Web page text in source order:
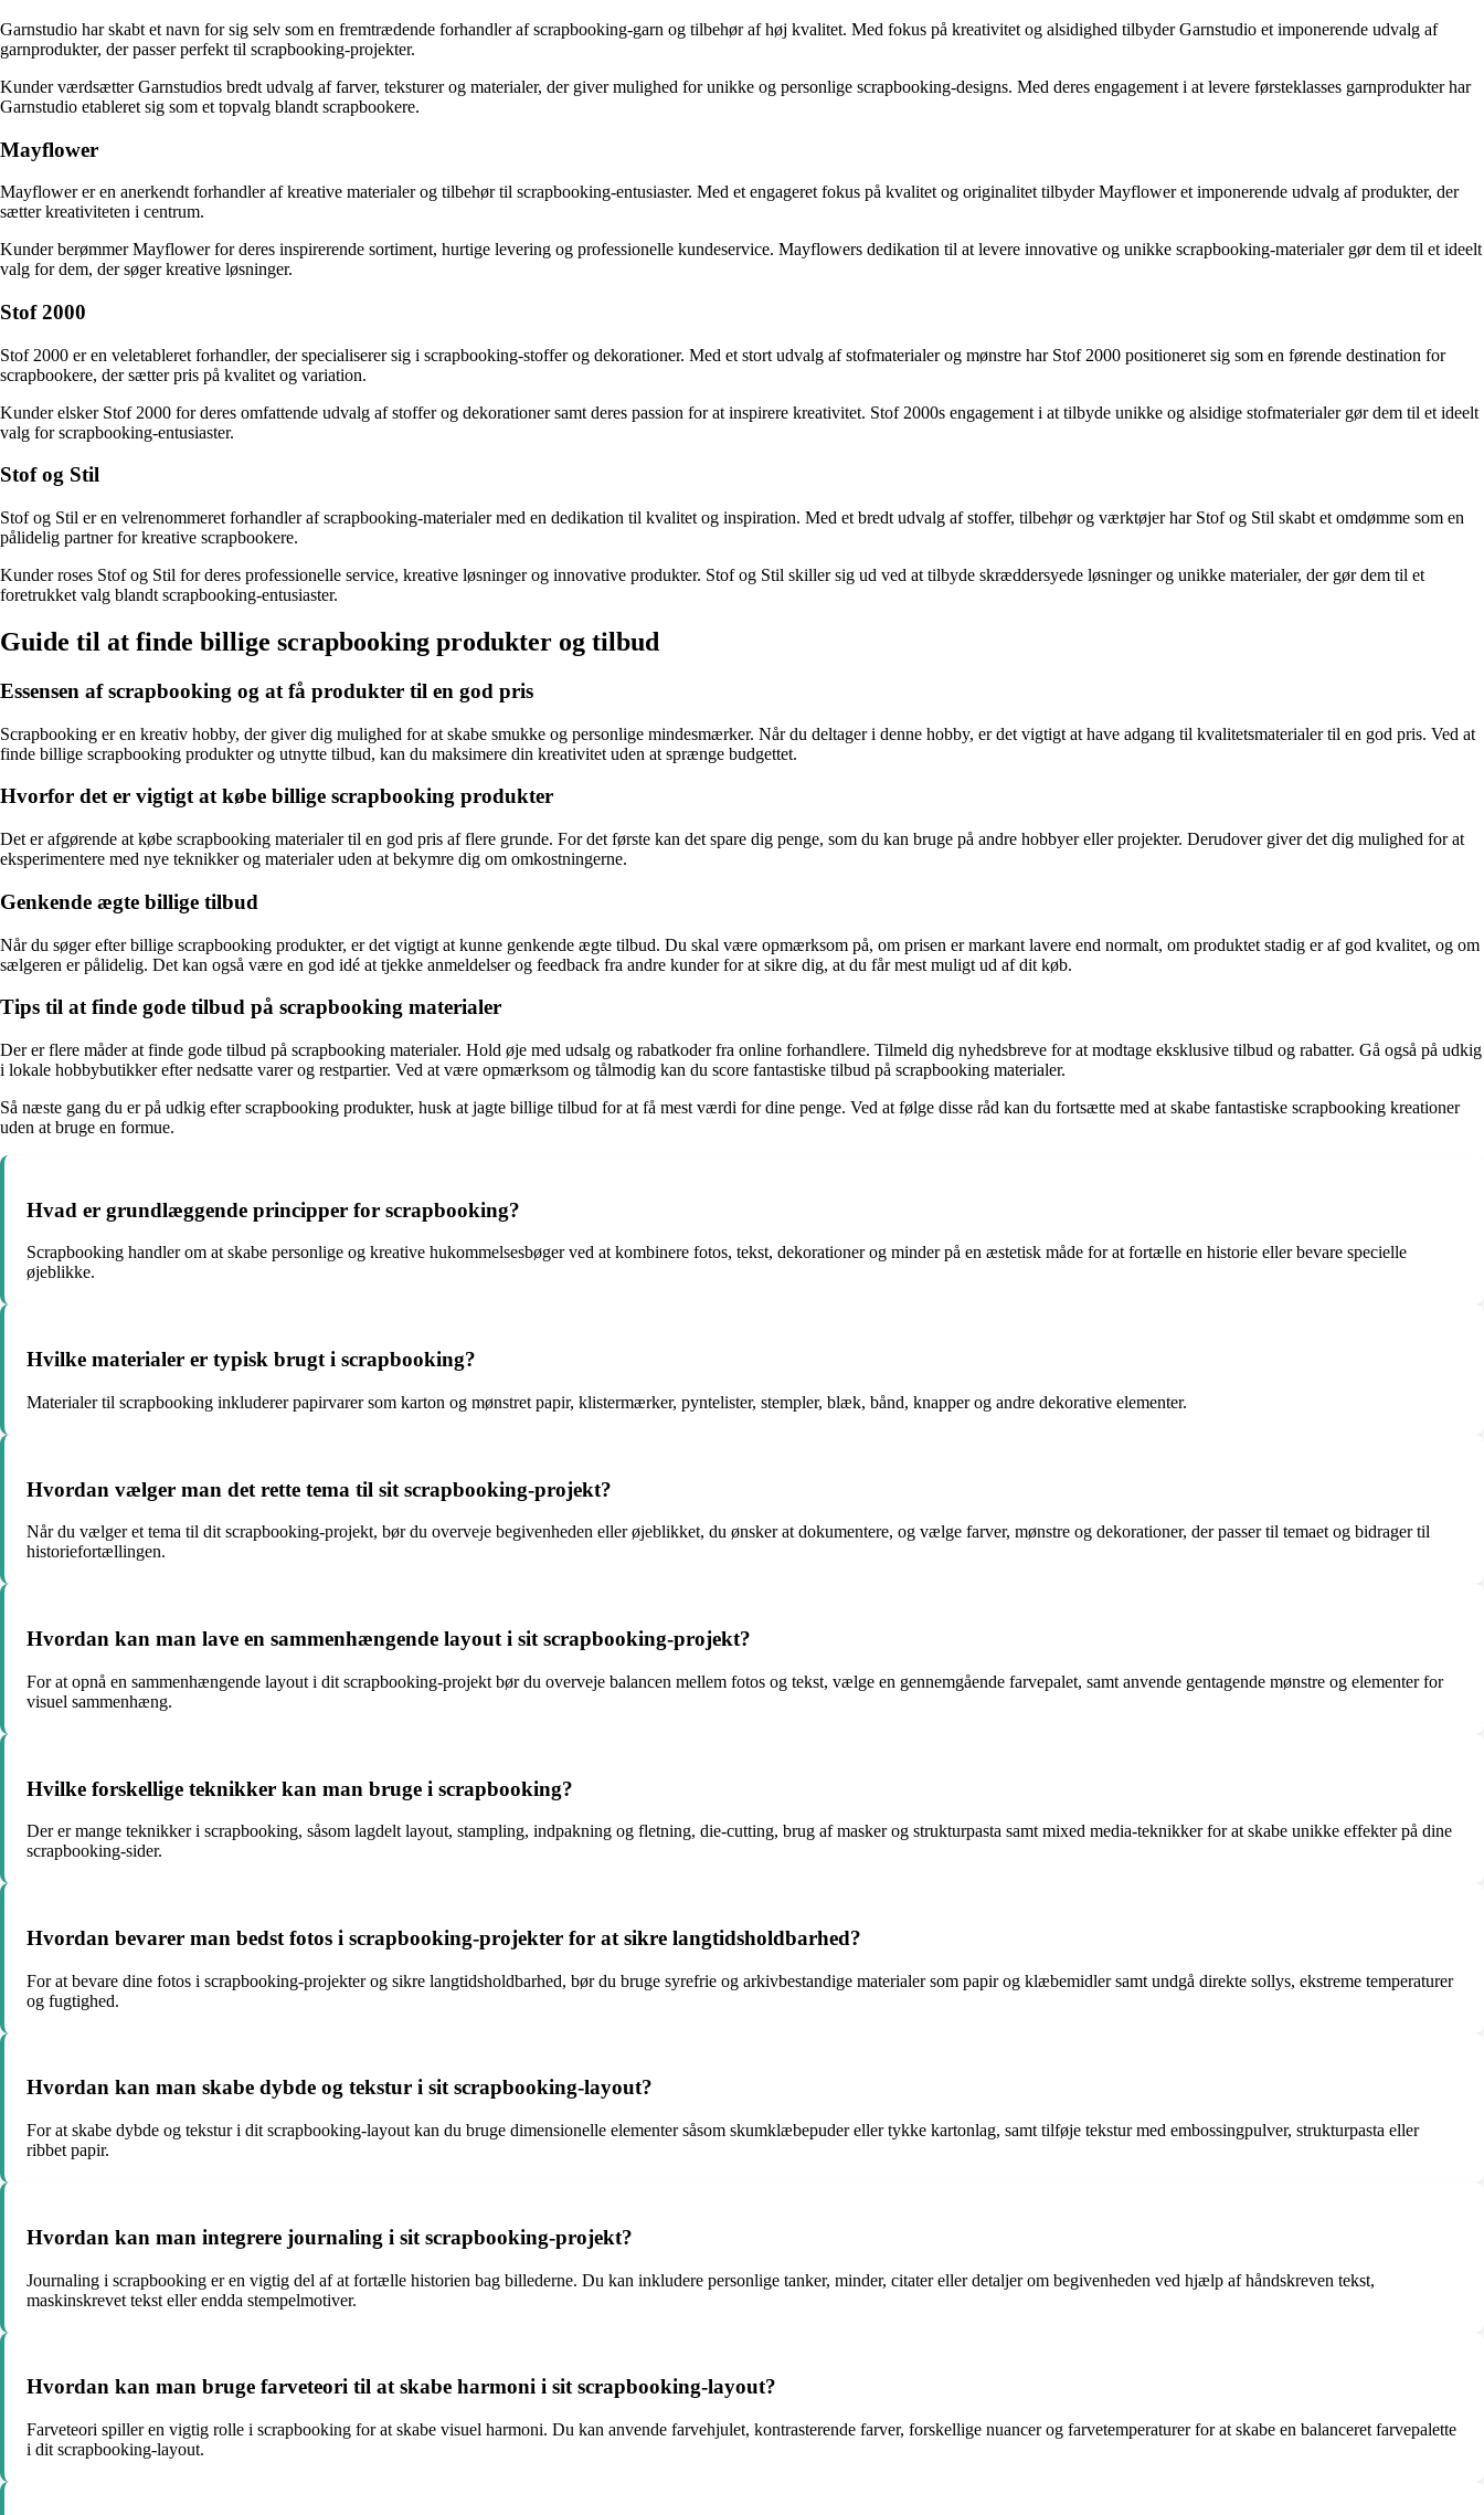
Garnstudio har skabt et navn for sig selv som en fremtrædende forhandler af scrapbooking-garn og tilbehør af høj kvalitet. Med fokus på kreativitet og alsidighed tilbyder Garnstudio et imponerende udvalg af
garnprodukter, der passer perfekt til scrapbooking-projekter.
Kunder værdsætter Garnstudios bredt udvalg af farver, teksturer og materialer, der giver mulighed for unikke og personlige scrapbooking-designs. Med deres engagement i at levere førsteklasses garnprodukter har
Garnstudio etableret sig som et topvalg blandt scrapbookere.
Mayflower
Mayflower er en anerkendt forhandler af kreative materialer og tilbehør til scrapbooking-entusiaster. Med et engageret fokus på kvalitet og originalitet tilbyder Mayflower et imponerende udvalg af produkter, der
sætter kreativiteten i centrum.
Kunder berømmer Mayflower for deres inspirerende sortiment, hurtige levering og professionelle kundeservice. Mayflowers dedikation til at levere innovative og unikke scrapbooking-materialer gør dem til et ideelt
valg for dem, der søger kreative løsninger.
Stof 2000
Stof 2000 er en veletableret forhandler, der specialiserer sig i scrapbooking-stoffer og dekorationer. Med et stort udvalg af stofmaterialer og mønstre har Stof 2000 positioneret sig som en førende destination for
scrapbookere, der sætter pris på kvalitet og variation.
Kunder elsker Stof 2000 for deres omfattende udvalg af stoffer og dekorationer samt deres passion for at inspirere kreativitet. Stof 2000s engagement i at tilbyde unikke og alsidige stofmaterialer gør dem til et ideelt
valg for scrapbooking-entusiaster.
Stof og Stil
Stof og Stil er en velrenommeret forhandler af scrapbooking-materialer med en dedikation til kvalitet og inspiration. Med et bredt udvalg af stoffer, tilbehør og værktøjer har Stof og Stil skabt et omdømme som en
pålidelig partner for kreative scrapbookere.
Kunder roses Stof og Stil for deres professionelle service, kreative løsninger og innovative produkter. Stof og Stil skiller sig ud ved at tilbyde skræddersyede løsninger og unikke materialer, der gør dem til et
foretrukket valg blandt scrapbooking-entusiaster.
Guide til at finde billige scrapbooking produkter og tilbud
Essensen af scrapbooking og at få produkter til en god pris
Scrapbooking er en kreativ hobby, der giver dig mulighed for at skabe smukke og personlige mindesmærker. Når du deltager i denne hobby, er det vigtigt at have adgang til kvalitetsmaterialer til en god pris. Ved at
finde billige scrapbooking produkter og utnytte tilbud, kan du maksimere din kreativitet uden at sprænge budgettet.
Hvorfor det er vigtigt at købe billige scrapbooking produkter
Det er afgørende at købe scrapbooking materialer til en god pris af flere grunde. For det første kan det spare dig penge, som du kan bruge på andre hobbyer eller projekter. Derudover giver det dig mulighed for at
eksperimentere med nye teknikker og materialer uden at bekymre dig om omkostningerne.
Genkende ægte billige tilbud
Når du søger efter billige scrapbooking produkter, er det vigtigt at kunne genkende ægte tilbud. Du skal være opmærksom på, om prisen er markant lavere end normalt, om produktet stadig er af god kvalitet, og om
sælgeren er pålidelig. Det kan også være en god idé at tjekke anmeldelser og feedback fra andre kunder for at sikre dig, at du får mest muligt ud af dit køb.
Tips til at finde gode tilbud på scrapbooking materialer
Der er flere måder at finde gode tilbud på scrapbooking materialer. Hold øje med udsalg og rabatkoder fra online forhandlere. Tilmeld dig nyhedsbreve for at modtage eksklusive tilbud og rabatter. Gå også på udkig
i lokale hobbybutikker efter nedsatte varer og restpartier. Ved at være opmærksom og tålmodig kan du score fantastiske tilbud på scrapbooking materialer.
Så næste gang du er på udkig efter scrapbooking produkter, husk at jagte billige tilbud for at få mest værdi for dine penge. Ved at følge disse råd kan du fortsætte med at skabe fantastiske scrapbooking kreationer
uden at bruge en formue.
Hvad er grundlæggende principper for scrapbooking?
Scrapbooking handler om at skabe personlige og kreative hukommelsesbøger ved at kombinere fotos, tekst, dekorationer og minder på en æstetisk måde for at fortælle en historie eller bevare specielle
øjeblikke.
Hvilke materialer er typisk brugt i scrapbooking?
Materialer til scrapbooking inkluderer papirvarer som karton og mønstret papir, klistermærker, pyntelister, stempler, blæk, bånd, knapper og andre dekorative elementer.
Hvordan vælger man det rette tema til sit scrapbooking-projekt?
Når du vælger et tema til dit scrapbooking-projekt, bør du overveje begivenheden eller øjeblikket, du ønsker at dokumentere, og vælge farver, mønstre og dekorationer, der passer til temaet og bidrager til
historiefortællingen.
Hvordan kan man lave en sammenhængende layout i sit scrapbooking-projekt?
For at opnå en sammenhængende layout i dit scrapbooking-projekt bør du overveje balancen mellem fotos og tekst, vælge en gennemgående farvepalet, samt anvende gentagende mønstre og elementer for
visuel sammenhæng.
Hvilke forskellige teknikker kan man bruge i scrapbooking?
Der er mange teknikker i scrapbooking, såsom lagdelt layout, stampling, indpakning og fletning, die-cutting, brug af masker og strukturpasta samt mixed media-teknikker for at skabe unikke effekter på dine
scrapbooking-sider.
Hvordan bevarer man bedst fotos i scrapbooking-projekter for at sikre langtidsholdbarhed?
For at bevare dine fotos i scrapbooking-projekter og sikre langtidsholdbarhed, bør du bruge syrefrie og arkivbestandige materialer som papir og klæbemidler samt undgå direkte sollys, ekstreme temperaturer
og fugtighed.
Hvordan kan man skabe dybde og tekstur i sit scrapbooking-layout?
For at skabe dybde og tekstur i dit scrapbooking-layout kan du bruge dimensionelle elementer såsom skumklæbepuder eller tykke kartonlag, samt tilføje tekstur med embossingpulver, strukturpasta eller
ribbet papir.
Hvordan kan man integrere journaling i sit scrapbooking-projekt?
Journaling i scrapbooking er en vigtig del af at fortælle historien bag billederne. Du kan inkludere personlige tanker, minder, citater eller detaljer om begivenheden ved hjælp af håndskreven tekst,
maskinskrevet tekst eller endda stempelmotiver.
Hvordan kan man bruge farveteori til at skabe harmoni i sit scrapbooking-layout?
Farveteori spiller en vigtig rolle i scrapbooking for at skabe visuel harmoni. Du kan anvende farvehjulet, kontrasterende farver, forskellige nuancer og farvetemperaturer for at skabe en balanceret farvepalette
i dit scrapbooking-layout.